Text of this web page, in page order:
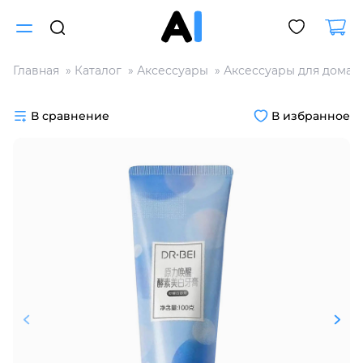
Главная Каталог Аксессуары Аксессуары для дома
В сравнение В избранное
Разбейте
на части
без переплат
График платежей
25